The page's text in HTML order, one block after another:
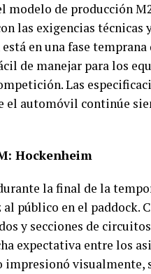
modelo de producción
las exigencias técnicas
en una fase
de manejar para los
Las
el automóvil continúe
Hockenheim
la final de la
público en el paddock.
y secciones de
expectativa entre los
impresionó